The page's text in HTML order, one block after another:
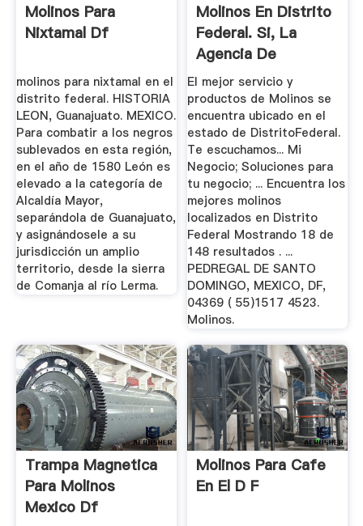
Molinos Para
Nixtamal Df
molinos para nixtamal en el
distrito federal. HISTORIA
LEON, Guanajuato. MEXICO.
Para combatir a los negros
sublevados en esta región,
en el año de 1580 León es
elevado a la categoría de
Alcaldía Mayor,
separándola de Guanajuato,
y asignándosele a su
jurisdicción un amplio
territorio, desde la sierra
de Comanja al río Lerma.
Molinos En Distrito
Federal. Si, La
Agencia De
Marketing ...
El mejor servicio y
productos de Molinos se
encuentra ubicado en el
estado de DistritoFederal.
Te escuchamos... Mi
Negocio; Soluciones para
tu negocio; ... Encuentra los
mejores molinos
localizados en Distrito
Federal Mostrando 18 de
148 resultados . ...
PEDREGAL DE SANTO
DOMINGO, MEXICO, DF,
04369 ( 55)1517 4523.
Molinos.
Trampa Magnetica
Para Molinos
Mexico Df
Molinos Para Cafe
En El D F